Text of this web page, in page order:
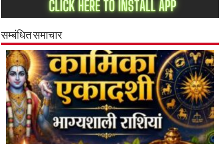
सम्बंधित समाचार